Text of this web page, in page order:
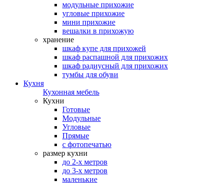
модульные прихожие
угловые прихожие
мини прихожие
вешалки в прихожую
хранение
шкаф купе для прихожей
шкаф распашной для прихожих
шкаф радиусный для прихожих
тумбы для обуви
Кухня
Кухонная мебель
Кухни
Готовые
Модульные
Угловые
Прямые
с фотопечатью
размер кухни
до 2-х метров
до 3-х метров
маленькие